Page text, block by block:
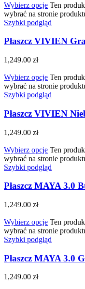
Wybierz opcje Ten
wybrać na stronie
Szybki podgląd
Płaszcz VIVIEN
1,249.00 zł
Wybierz opcje Ten
wybrać na stronie
Szybki podgląd
Płaszcz VIVIEN
1,249.00 zł
Wybierz opcje Ten
wybrać na stronie
Szybki podgląd
Płaszcz MAYA 3.0
1,249.00 zł
Wybierz opcje Ten
wybrać na stronie
Szybki podgląd
Płaszcz MAYA 3.0
1,249.00 zł